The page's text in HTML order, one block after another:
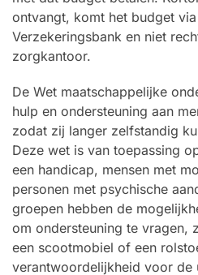
ontvangt, komt het budget
Verzekeringsbank en niet
zorgkantoor.
De Wet maatschappelijke
hulp en ondersteuning aan
zodat zij langer zelfstandig
Deze wet is van toepassing
een handicap, mensen met
personen met psychische
groepen hebben de
om ondersteuning te vragen,
een scootmobiel of een
verantwoordelijkheid voor de